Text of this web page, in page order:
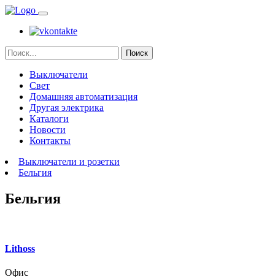
Поиск
Выключатели
Свет
Домашняя автоматизация
Другая электрика
Каталоги
Новости
Контакты
Выключатели и розетки
Бельгия
Бельгия
Lithoss
Офис